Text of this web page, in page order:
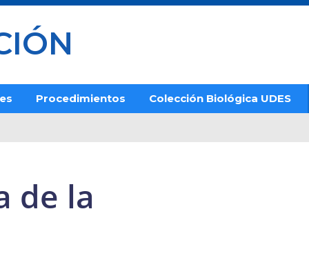
Procedimientos Colección Biológica UDES
de la